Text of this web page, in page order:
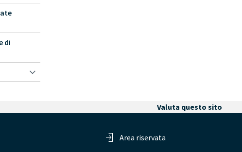
di
Valuta questo sito
Area riservata